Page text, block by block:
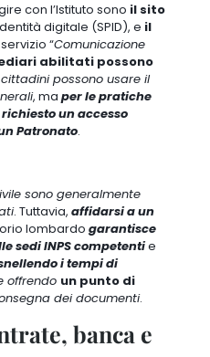
con l’Istituto sono il sito
digitale (SPID), e il
“Comunicazione
abilitati possono
possono usare il
, ma per le pratiche
un accesso
Patronato.
sono generalmente
. Tuttavia, affidarsi a un
lombardo garantisce
sedi INPS competentie
i tempi di
offrendo un punto di
dei documenti.
banca e